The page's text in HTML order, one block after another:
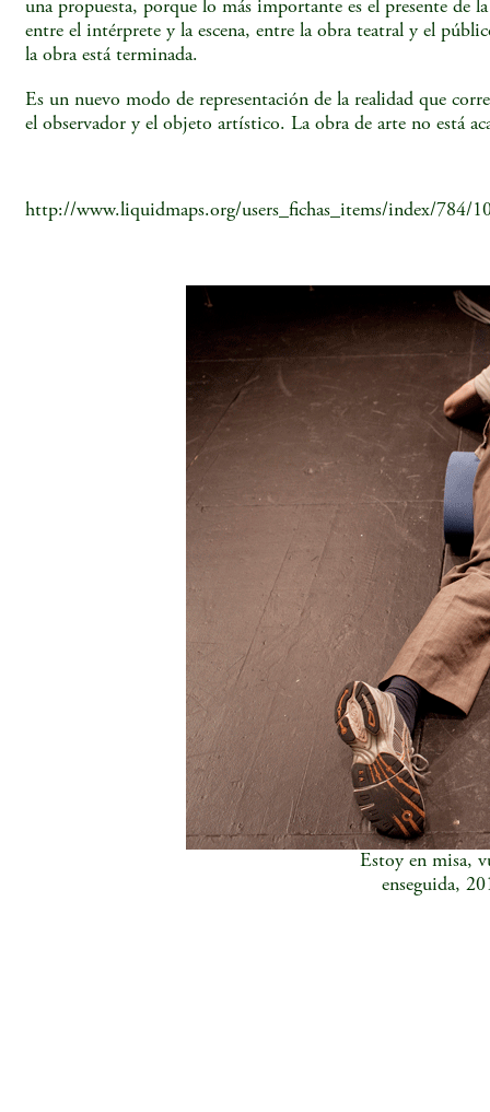
una propuesta, porque lo más importante es el presente de
entre el intérprete y la escena, entre la obra teatral y el
la obra está terminada.
Es un nuevo modo de representación de la realidad que
el observador y el objeto artístico. La obra de arte no está
http://www.liquidmaps.org/users_fichas_items/index/784/
Estoy en misa,
enseguida,